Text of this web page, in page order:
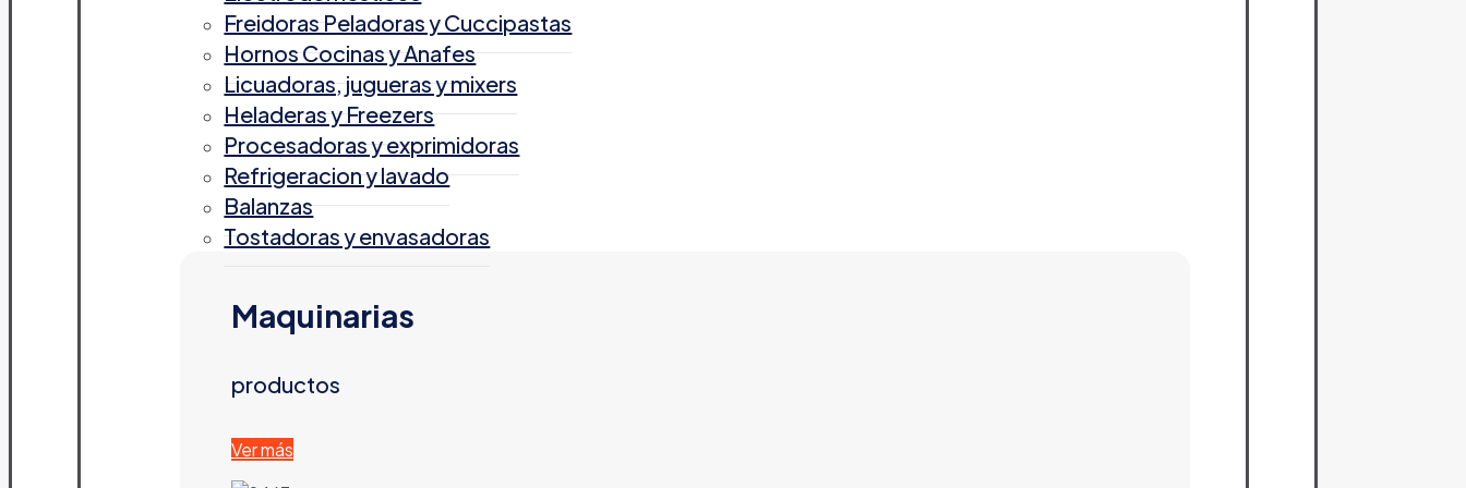
Freidoras Peladoras y Cuccipastas
Hornos Cocinas y Anafes
Licuadoras, jugueras y mixers
Heladeras y Freezers
Procesadoras y exprimidoras
Refrigeracion y lavado
Balanzas
Tostadoras y envasadoras
Maquinarias
productos
Ver más